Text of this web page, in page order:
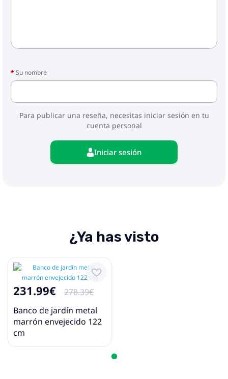
Su nombre
Para publicar una reseña, necesitas iniciar sesión en tu
cuenta personal
Iniciar sesión
¿Ya has visto
231.99€
278.39€
Banco de jardín metal
marrón envejecido 122
cm